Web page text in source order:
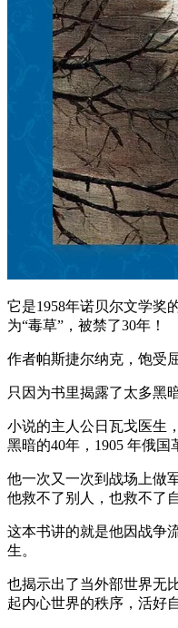
它是1958年诺贝尔文学奖
为“毒草”，被禁了30年！
作者帕斯捷尔纳克，饱受
只因为书里揭露了太多黑
小说的主人公日瓦戈医生
黑暗的40年，1905 年俄
他一次又一次到战场上做
他救不了别人，也救不了
这本书讲的就是他因战争
生。
也揭示出了当外部世界无
起内心世界的秩序，活好